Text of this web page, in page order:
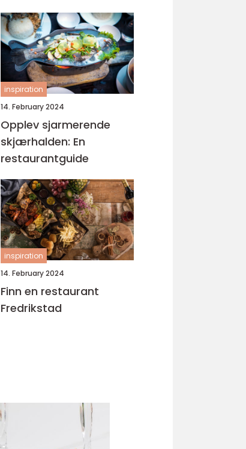
inspiration
14. February 2024
Opplev sjarmerende
skjærhalden: En
restaurantguide
inspiration
14. February 2024
Finn en restaurant
Fredrikstad